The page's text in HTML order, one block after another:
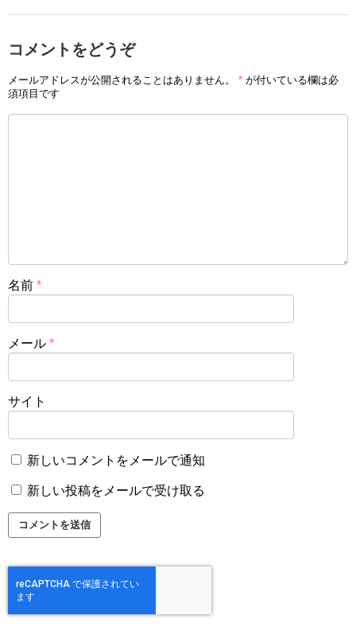
コメントをどうぞ
メールアドレスが公開されることはありません。 * が付いている欄は必
須項目です
名前 *
メール *
サイト
新しいコメントをメールで通知
新しい投稿をメールで受け取る